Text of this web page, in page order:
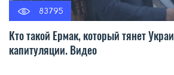
83795
Кто такой Ермак, который тянет
капитуляции. Видео